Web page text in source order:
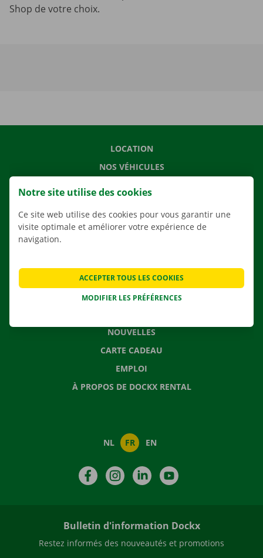
Shop de votre choix.
LOCATION
NOS VÉHICULES
APPLI
CONTACTEZ NOUS
NOUVELLES
CARTE CADEAU
EMPLOI
À PROPOS DE DOCKX RENTAL
NL FR EN
FacebookInstagramLinkedIn
Bulletin d'information Dockx
Restez informés des nouveautés et promotions
Notre site utilise des cookies
Ce site web utilise des cookies pour vous garantir une
visite optimale et améliorer votre expérience de
navigation.
MODIFIER LES PRÉFÉRENCES
ACCEPTER TOUS LES COOKIES